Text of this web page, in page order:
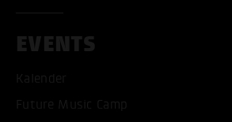
EVENTS
Kalender
Future Music Camp